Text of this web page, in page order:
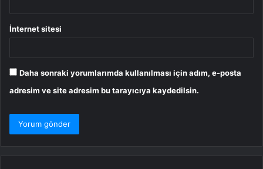
İnternet sitesi
Daha sonraki yorumlarımda kullanılması için adım, e-posta
adresim ve site adresim bu tarayıcıya kaydedilsin.